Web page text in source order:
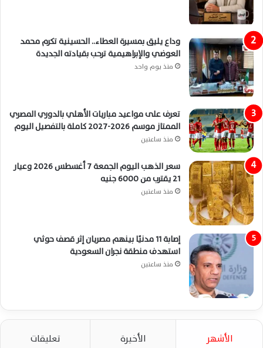
وداع يليق بمسيرة العطاء.. الحسينية تكرم محمد
العوضي والإبراهيمية ترحب بقيادته الجديدة
منذ يوم واحد
تعرف على مواعيد مباريات الأهلي بالدوري المصري
الممتاز موسم 2026-2027 كاملة بالتفصيل اليوم
منذ ساعتين
سعر الذهب اليوم الجمعة 7 أغسطس 2026 وعيار
21 يقترب من 6000 جنيه
منذ ساعتين
إصابة 11 مدنيًا بينهم مصريان إثر قصف حوثي
استهدف منطقة نجران السعودية
منذ ساعتين
الأشهر الأخيرة تعليقات